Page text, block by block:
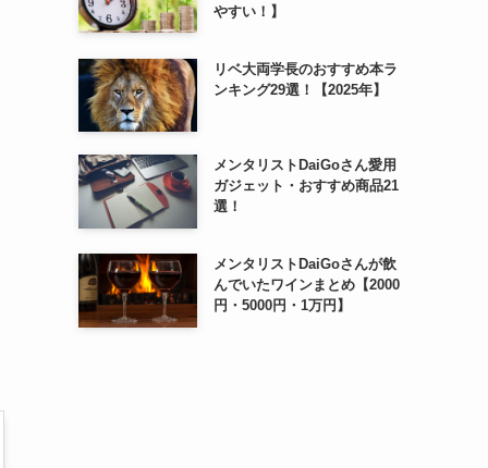
やすい！】
リベ大両学長のおすすめ本ラ
ンキング29選！【2025年】
メンタリストDaiGoさん愛用
ガジェット・おすすめ商品21
選！
メンタリストDaiGoさんが飲
んでいたワインまとめ【2000
円・5000円・1万円】